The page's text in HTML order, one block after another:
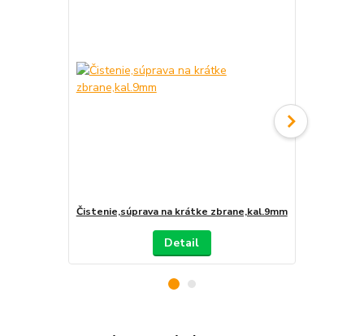
Čistenie,súprava na krátke zbrane,kal.9mm
Detail